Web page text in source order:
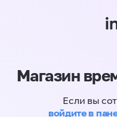
Магазин
Если вы
войдите в